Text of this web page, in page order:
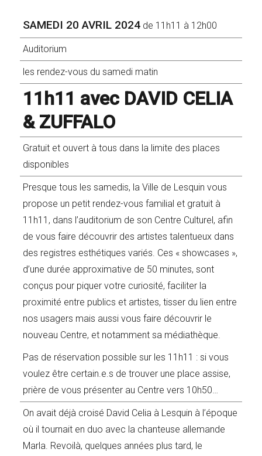
SAMEDI 20 AVRIL 2024 de 11h11 à 12h00
Auditorium
les rendez-vous du samedi matin
11h11 avec DAVID CELIA
& ZUFFALO
Gratuit et ouvert à tous dans la limite des places
disponibles
Presque tous les samedis, la Ville de Lesquin vous
propose un petit rendez-vous familial et gratuit à
11h11, dans l’auditorium de son Centre Culturel, afin
de vous faire découvrir des artistes talentueux dans
des registres esthétiques variés. Ces « showcases »,
d’une durée approximative de 50 minutes, sont
conçus pour piquer votre curiosité, faciliter la
proximité entre publics et artistes, tisser du lien entre
nos usagers mais aussi vous faire découvrir le
nouveau Centre, et notamment sa médiathèque.
Pas de réservation possible sur les 11h11 : si vous
voulez être certain.e.s de trouver une place assise,
prière de vous présenter au Centre vers 10h50…
On avait déjà croisé David Celia à Lesquin à l’époque
où il tournait en duo avec la chanteuse allemande
Marla. Revoilà, quelques années plus tard, le